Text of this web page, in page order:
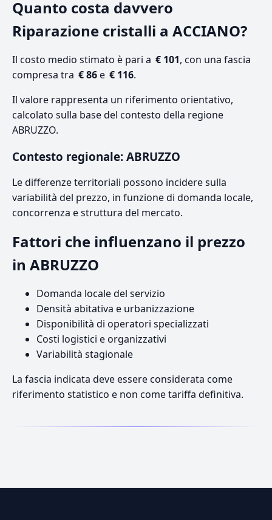
Quanto costa davvero
Riparazione cristalli a ACCIANO?
Il costo medio stimato è pari a € 101, con una fascia
compresa tra € 86e € 116.
Il valore rappresenta un riferimento orientativo,
calcolato sulla base del contesto della regione
ABRUZZO.
Contesto regionale: ABRUZZO
Le differenze territoriali possono incidere sulla
variabilità del prezzo, in funzione di domanda locale,
concorrenza e struttura del mercato.
Fattori che influenzano il prezzo
in ABRUZZO
Domanda locale del servizio
Densità abitativa e urbanizzazione
Disponibilità di operatori specializzati
Costi logistici e organizzativi
Variabilità stagionale
La fascia indicata deve essere considerata come
riferimento statistico e non come tariffa definitiva.